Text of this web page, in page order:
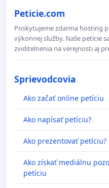
Peticie.com
Poskytujeme zdarma hosting
výkonnej služby. Naše petície
zviditelnenia na verejnosti aj
Sprievodcovia
Ako začať online petíciu
Ako napísať petíciu?
Ako prezentovať petíciu?
Ako získať mediálnu
petíciu